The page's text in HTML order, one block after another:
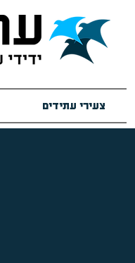
צעירי עתידים